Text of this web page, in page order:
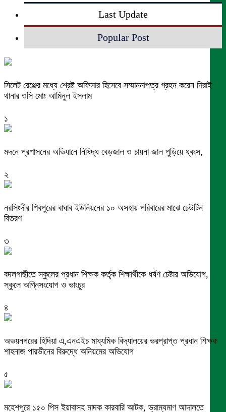
Last Update
Popular Post
সিলেট রেঞ্জের মধ্যে শ্রেষ্ট অফিসার হিসেবে সম্মাননাপত্র গ্রহন করেন দিরাই
থানার ওসি মোঃ আমিনুল ইসলাম
১
মদনে প্রশাসনের অভিযানে নিষিদ্ধ বেড়জাল ও চায়না জাল পুড়িয়ে ধ্বংস,
২
নরসিংদীর শিবপুরের বাঘাব ইউনিয়নের ১০ অসহায় পরিবারের মাঝে ঢেউটিন
বিতরণ
৩
বদলগাছীতে স্কুলের প্রধান শিক্ষক কর্তৃক শিক্ষার্থীকে ধর্ষণ চেষ্টার অভিযোগ,
স্কুলে অগ্নিসংযোগ ও ভাংচুর
৪
অভয়নগরের হিদিয়া এ,এনএইচ মাধ্যমিক বিদ্যালয়ের ভরপ্রাপ্ত প্রধান শিক্ষক
শাহনাজ পারভীনের বিরুদ্ধে অনিয়মের অভিযোগ
৫
মহেশপুরে ১৫০ পিস ইয়াবাসহ মাদক কারবারি আটক, ভ্রাম্যমাণ আদালতে